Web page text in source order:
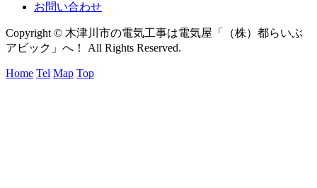
お問い合わせ
Copyright © 木津川市の電気工事は電気屋「（株）都らいぶ
アビック」へ！ All Rights Reserved.
Home Tel Map Top